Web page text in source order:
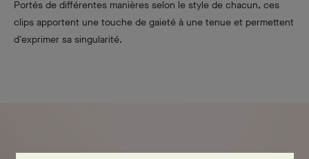
Portés de différentes manières selon le style de chacun, ces
clips apportent une touche de gaieté à une tenue et permettent
d'exprimer sa singularité.